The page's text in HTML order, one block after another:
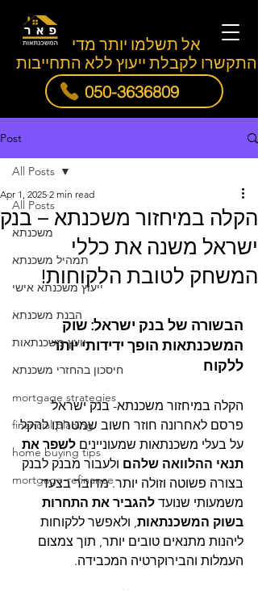
050-3636809
אל תשלמו יותר מדי
התקשרו לקבלת ייעוץ ללא התחייבות
Post
All Posts
משכנתא
תמהיל משכנתא
ייעוץ משכנתא אישי
הבנת משכנתא
יועץ משכנתאות
חיסכון בהחזרי משכנתא
mortgage strategies
financial planing
home buying tips
mortgage-refinance
All Posts
הקלה במיחזור משכנתא – בנק
ישראל משנה את כללי
המשחק לטובת הלקוחות!
Apr 1, 2025 2 min read
הבשורה של בנק ישראל: שוק
המשכנתאות הופך ידידותי יותר
ללקוח
הקלה במיחזור משכנתא- בנק ישראל
פרסם לאחרונה חוזר חשוב שמטרתו להקל
על בעלי משכנתאות שמעוניינים לשפר את
תנאי ההלוואה שלהם ולעבור מבנק לבנק
בצורה פשוטה וזולה יותר. מדובר בצעד
משמעותי שנועד להגביר את התחרות
בשוק המשכנתאות, ולאפשר ללקוחות
ליהנות מתנאים טובים יותר, תוך צמצום
העמלות והבירוקרטיה המכבידה.